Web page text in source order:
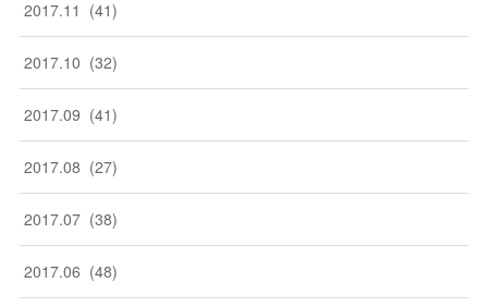
2017.11 (41)
2017.10 (32)
2017.09 (41)
2017.08 (27)
2017.07 (38)
2017.06 (48)